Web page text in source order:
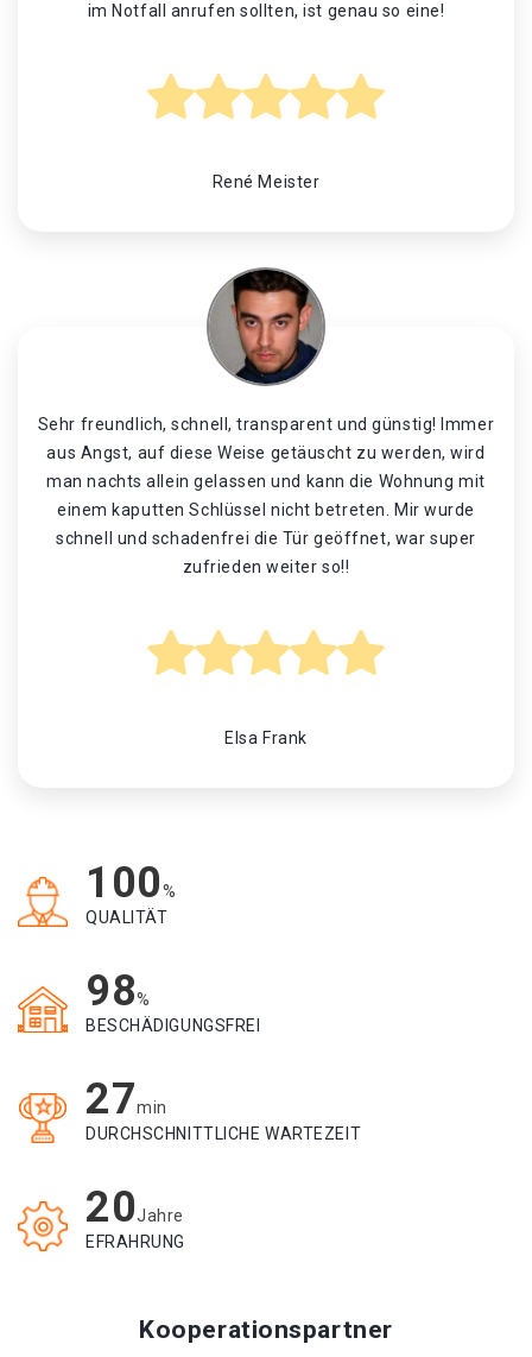
im Notfall anrufen sollten, ist genau so eine!
René Meister
Sehr freundlich, schnell, transparent und günstig! Immer
aus Angst, auf diese Weise getäuscht zu werden, wird
man nachts allein gelassen und kann die Wohnung mit
einem kaputten Schlüssel nicht betreten. Mir wurde
schnell und schadenfrei die Tür geöffnet, war super
zufrieden weiter so!!
Elsa Frank
100%
QUALITÄT
98%
BESCHÄDIGUNGSFREI
27min
DURCHSCHNITTLICHE WARTEZEIT
20Jahre
EFRAHRUNG
Kooperationspartner